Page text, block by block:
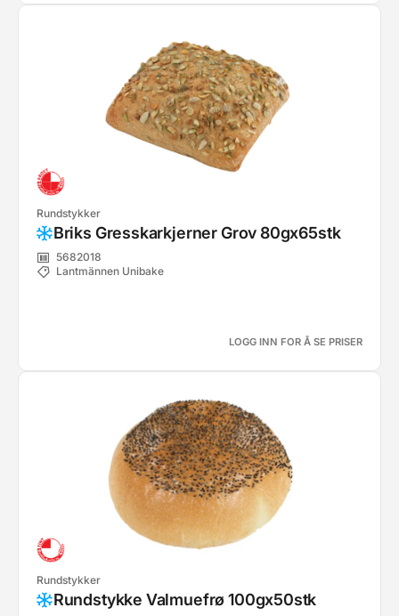
Rundstykker
Briks Gresskarkjerner Grov 80gx65stk
5682018
Lantmännen Unibake
LOGG INN FOR Å SE PRISER
Rundstykker
Rundstykke Valmuefrø 100gx50stk